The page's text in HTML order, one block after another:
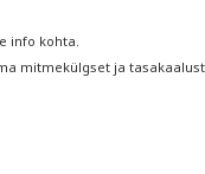
info kohta.
mitmekülgset ja